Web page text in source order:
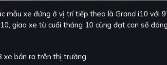
mẫu xe đứng ở vị trí tiếp theo là Grand i10 với
giao xe từ cuối tháng 10 cũng đạt con số
xe bán ra trên thị trường.